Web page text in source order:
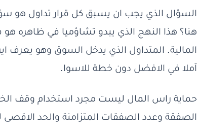
السؤال الذي يجب ان يسبق كل قرار تداول
هنا؟ هذا النهج الذي يبدو تشاؤميا في ظاهره
المالية. المتداول الذي يدخل السوق وهو يعرف
آملا في الافضل دون خطة للاسوا.
حماية راس المال ليست مجرد استخدام وقف
الصفقة وعدد الصفقات المتزامنة والحد